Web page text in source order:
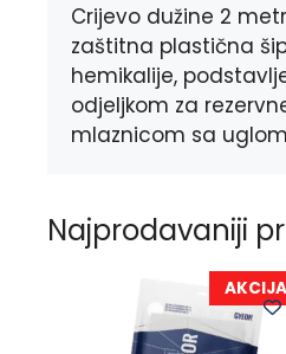
Crijevo dužine 2
zaštitna plastična
hemikalije,
odjeljkom za
mlaznicom sa uglom
Najprodavaniji